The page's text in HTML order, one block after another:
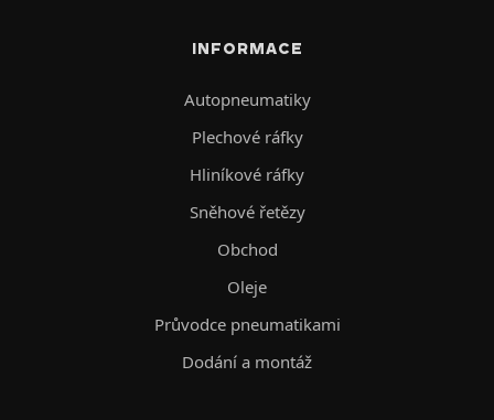
INFORMACE
Autopneumatiky
Plechové ráfky
Hliníkové ráfky
Sněhové řetězy
Obchod
Oleje
Průvodce pneumatikami
Dodání a montáž